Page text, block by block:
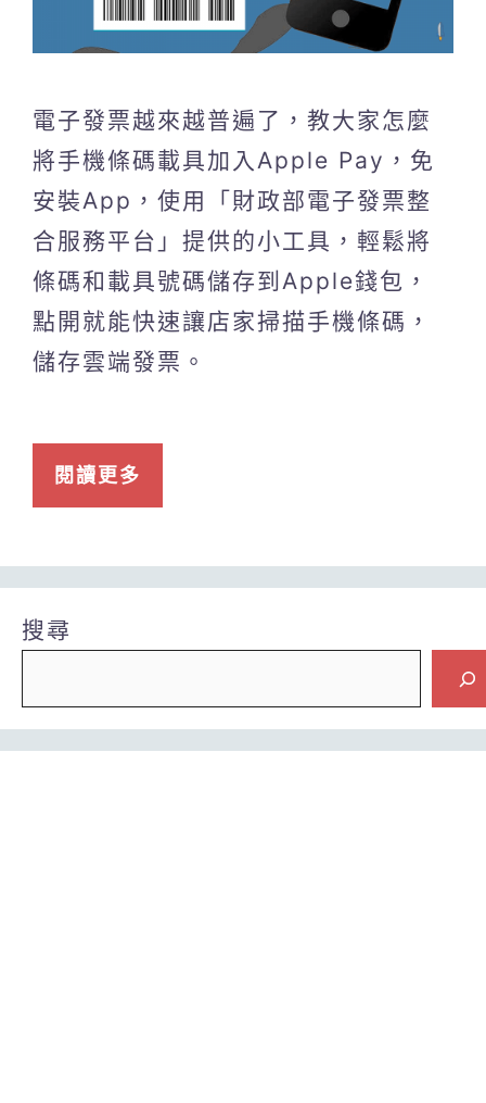
電子發票越來越普遍了，教大家怎麼
將手機條碼載具加入Apple Pay，免
安裝App，使用「財政部電子發票整
合服務平台」提供的小工具，輕鬆將
條碼和載具號碼儲存到Apple錢包，
點開就能快速讓店家掃描手機條碼，
儲存雲端發票。
閱讀更多
搜尋